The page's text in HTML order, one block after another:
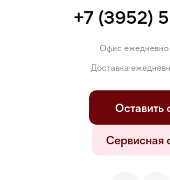
+7 (3952)
Офис ежедневно
Доставка
Оставить
Сервисная